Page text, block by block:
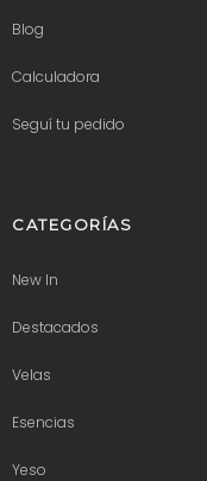
Blog
Calculadora
Seguí tu pedido
CATEGORÍAS
New In
Destacados
Velas
Esencias
Yeso